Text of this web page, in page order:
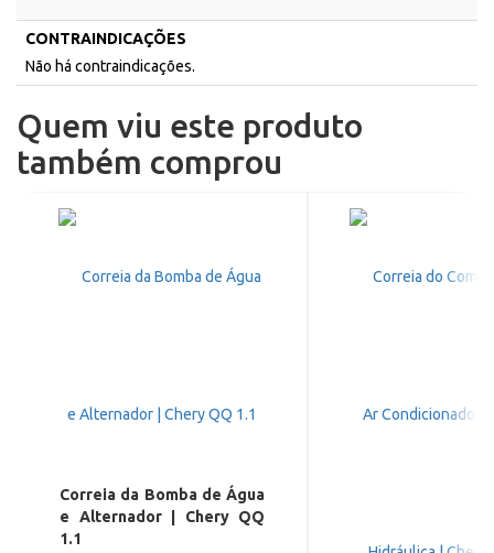
CONTRAINDICAÇÕES
Não há contraindicações.
Quem viu este produto
também comprou
Correia da Bomba de Água
e Alternador | Chery QQ
1.1